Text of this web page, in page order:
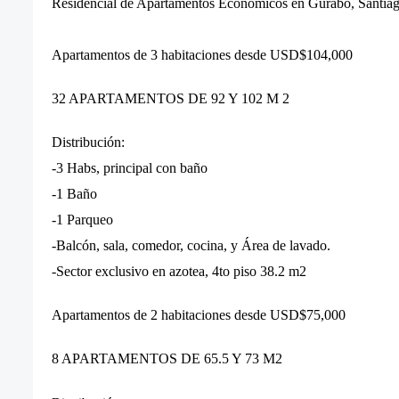
Residencial de Apartamentos Economicos en Gurabo,
Apartamentos de 3 habitaciones desde USD$104,000
32 APARTAMENTOS DE 92 Y 102 M 2
Distribución:
-3 Habs, principal con baño
-1 Baño
-1 Parqueo
-Balcón, sala, comedor, cocina, y Área de lavado.
-Sector exclusivo en azotea, 4to piso 38.2 m2
Apartamentos de 2 habitaciones desde USD$75,000
8 APARTAMENTOS DE 65.5 Y 73 M2